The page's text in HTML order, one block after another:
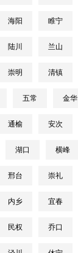
海阳 睢宁
陆川 兰山
崇明 清镇
五常 金华
通榆 安次
湖口 横峰
邢台 崇礼
内乡 宜春
民权 乔口